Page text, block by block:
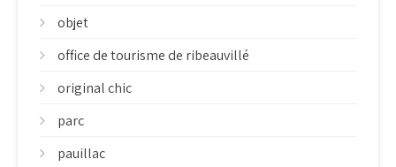
objet
office de tourisme de ribeauvillé
original chic
parc
pauillac